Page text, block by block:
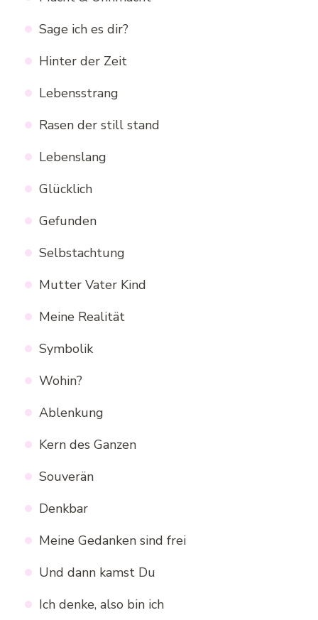
Sage ich es dir?
Hinter der Zeit
Lebensstrang
Rasen der still stand
Lebenslang
Glücklich
Gefunden
Selbstachtung
Mutter Vater Kind
Meine Realität
Symbolik
Wohin?
Ablenkung
Kern des Ganzen
Souverän
Denkbar
Meine Gedanken sind frei
Und dann kamst Du
Ich denke, also bin ich